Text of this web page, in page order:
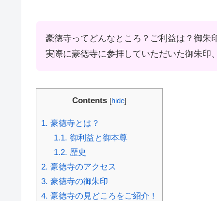
豪徳寺ってどんなところ？ご利益は？御朱
実際に豪徳寺に参拝していただいた御朱印
Contents [hide]
1. 豪徳寺とは？
1.1. 御利益と御本尊
1.2. 歴史
2. 豪徳寺のアクセス
3. 豪徳寺の御朱印
4. 豪徳寺の見どころをご紹介！